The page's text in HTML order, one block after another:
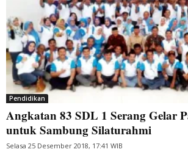
Pendidikan
Angkatan 83 SDL 1 Serang Gelar
untuk Sambung Silaturahmi
Selasa 25 Desember 2018, 17:41 WIB